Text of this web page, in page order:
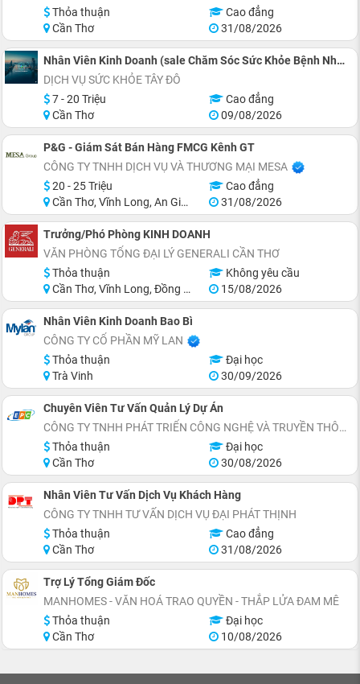
Thỏa thuận
Cao đẳng
Cần Thơ
31/08/2026
Nhân Viên Kinh Doanh (sale Chăm Sóc Sức Khỏe Bệnh Nhân) Số Lượng 5 Người
DỊCH VỤ SỨC KHỎE TÂY ĐÔ
7 - 20 Triệu
Cao đẳng
Cần Thơ
09/08/2026
P&G - Giám Sát Bán Hàng FMCG Kênh GT
CÔNG TY TNHH DỊCH VỤ VÀ THƯƠNG MẠI MESA
20 - 25 Triệu
Cao đẳng
Cần Thơ, Vĩnh Long, An Giang, Đồng Tháp, Hậu Giang, Sóc Trăng
31/08/2026
Trưởng/Phó Phòng KINH DOANH
VĂN PHÒNG TỔNG ĐẠI LÝ GENERALI CẦN THƠ
Thỏa thuận
Không yêu cầu
Cần Thơ, Vĩnh Long, Đồng Tháp, Hậu Giang, Sóc Trăng, Trà Vinh
15/08/2026
Nhân Viên Kinh Doanh Bao Bì
CÔNG TY CỔ PHẦN MỸ LAN
Thỏa thuận
Đại học
Trà Vinh
30/09/2026
Chuyên Viên Tư Vấn Quản Lý Dự Án
CÔNG TY TNHH PHÁT TRIỂN CÔNG NGHỆ VÀ TRUYỀN THÔNG EPC
Thỏa thuận
Đại học
Cần Thơ
30/08/2026
Nhân Viên Tư Vấn Dịch Vụ Khách Hàng
CÔNG TY TNHH TƯ VẤN DỊCH VỤ ĐẠI PHÁT THỊNH
Thỏa thuận
Cao đẳng
Cần Thơ
31/08/2026
Trợ Lý Tổng Giám Đốc
MANHOMES - VĂN HOÁ TRAO QUYỀN - THẮP LỬA ĐAM MÊ
Thỏa thuận
Đại học
Cần Thơ
10/08/2026